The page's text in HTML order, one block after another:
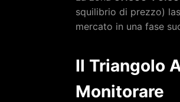
squilibrio di prezzo)
mercato in una fase
Il Triangolo
Monitorare